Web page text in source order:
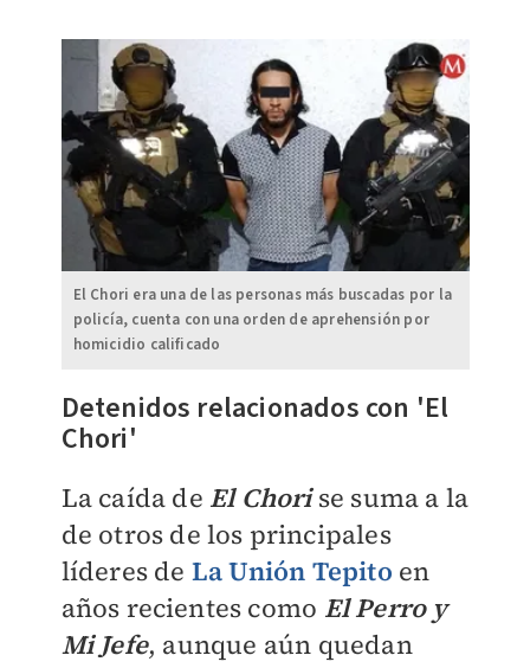
El Chori era una de las personas más buscadas por la
policía, cuenta con una orden de aprehensión por
homicidio calificado
Detenidos relacionados con 'El
Chori'
La caída de El Chorise suma a la
de otros de los principales
líderes de La Unión Tepito en
años recientes como El Perro y
Mi Jefe, aunque aún quedan